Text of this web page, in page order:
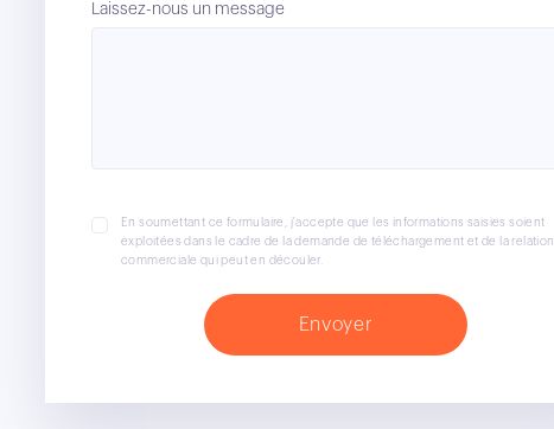
Laissez-nous un message
En soumettant ce formulaire, j'accepte que les informations saisies soient
exploitées dans le cadre de la demande de téléchargement et de la relation
commerciale qui peut en découler.